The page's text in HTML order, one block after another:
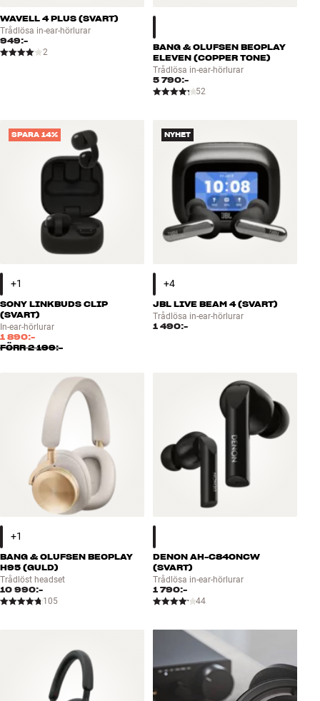
WAVELL 4 PLUS (SVART)
Trådlösa in-ear-hörlurar
949:-
2
BANG & OLUFSEN BEOPLAY
ELEVEN (COPPER TONE)
Trådlösa in-ear-hörlurar
5 790:-
52
SPARA 14%
SONY LINKBUDS CLIP
(SVART)
In-ear-hörlurar
1 890:-
FÖRR2 199:-
NYHET
JBL LIVE BEAM 4 (SVART)
Trådlösa in-ear-hörlurar
1 490:-
BANG & OLUFSEN BEOPLAY
H95 (GULD)
Trådlöst headset
10 990:-
105
DENON AH-C840NCW
(SVART)
Trådlösa in-ear-hörlurar
1 790:-
44